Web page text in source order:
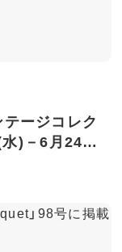
ージコレク
)－6月24日